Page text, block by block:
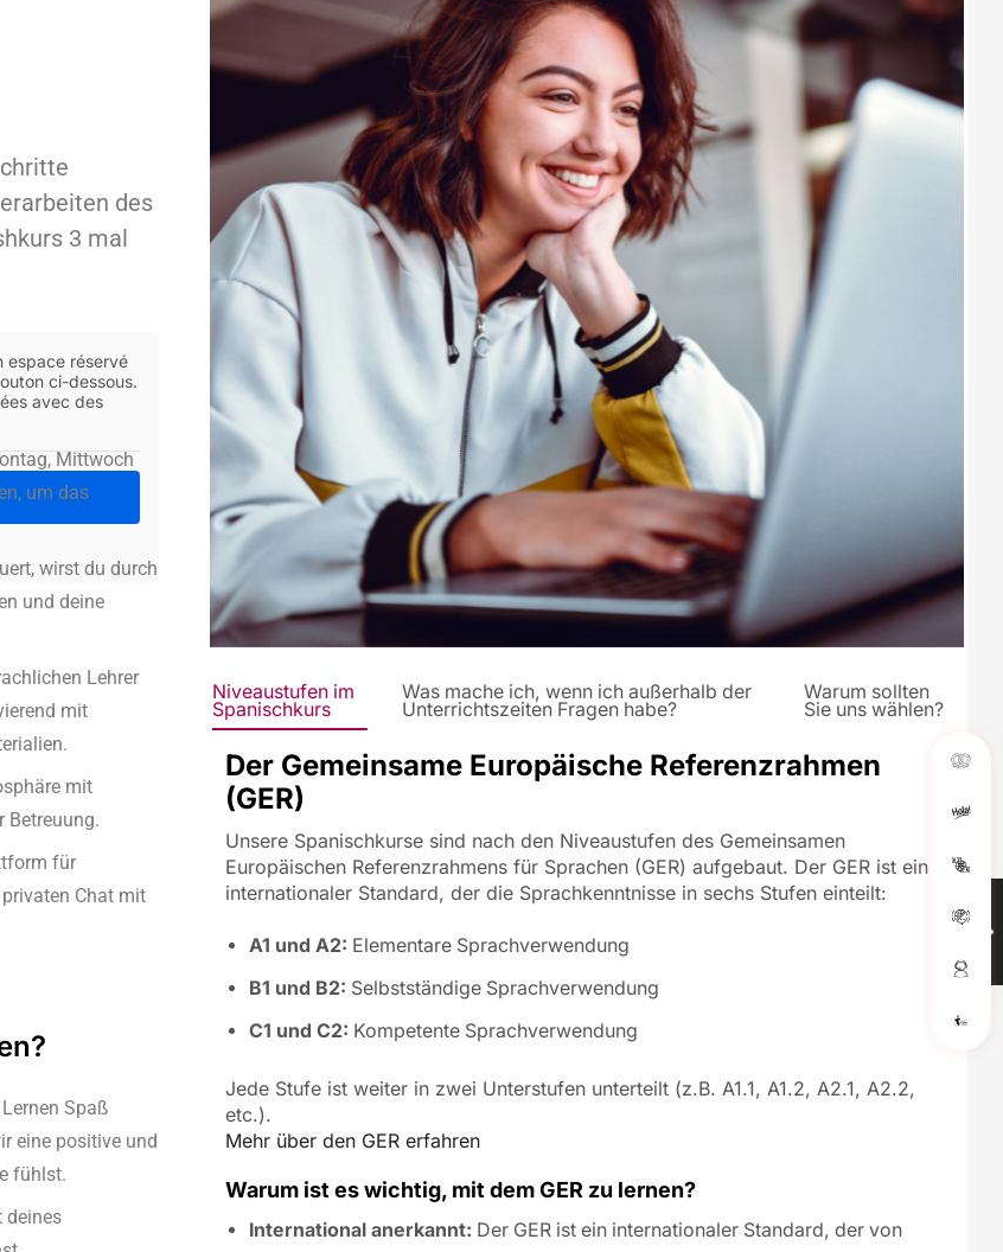
des
3 mal
espace réservé
ci-dessous.
avec des
Mittwoch
um das
wirst du durch
und deine
Lehrer
mit
mit
Betreuung.
für
Chat mit
Spaß
eine positive und
fühlst.
deines
Niveaustufen im
Spanischkurs
Was mache ich, wenn ich außerhalb der
Unterrichtszeiten Fragen habe?
Warum sollten
Sie uns wählen?
Der Gemeinsame Europäische Referenzrahmen
(GER)
Unsere Spanischkurse sind nach den Niveaustufen des Gemeinsamen
Europäischen Referenzrahmens für Sprachen (GER) aufgebaut. Der GER ist ein
internationaler Standard, der die Sprachkenntnisse in sechs Stufen einteilt:
A1 und A2: Elementare Sprachverwendung
B1 und B2: Selbstständige Sprachverwendung
C1 und C2: Kompetente Sprachverwendung
Jede Stufe ist weiter in zwei Unterstufen unterteilt (z.B. A1.1, A1.2, A2.1, A2.2,
etc.).
Mehr über den GER erfahren
Warum ist es wichtig, mit dem GER zu lernen?
International anerkannt: Der GER ist ein internationaler Standard, der von